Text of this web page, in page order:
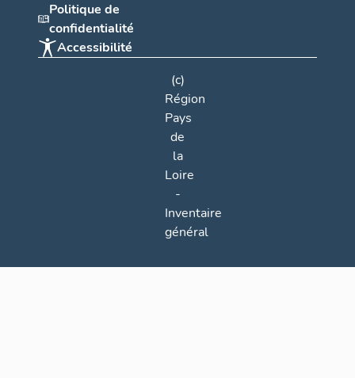
Politique de
confidentialité
Accessibilité
(c)
Région
Pays
de
la
Loire
-
Inventaire
général